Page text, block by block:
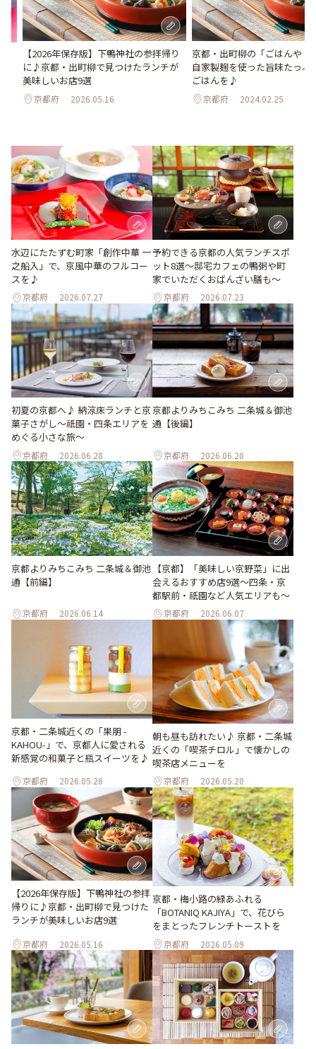
【2026年保存版】下鴨神社の参拝帰り
に♪京都・出町柳で見つけたランチが
美味しいお店9選
京都府 2026.05.16
京都・出町柳の「ごはんや お
自家製麹を使った旨味たっぷ
ごはんを♪
京都府 2024.02.25
水辺にたたずむ町家「創作中華 一
之船入」で、京風中華のフルコー
スを♪
京都府 2026.07.27
予約できる京都の人気ランチスポ
ット8選～邸宅カフェの鴨粥や町
家でいただくおばんざい膳も～
京都府 2026.07.23
初夏の京都へ♪ 納涼床ランチと京
菓子さがし〜祇園・四条エリアを
めぐる小さな旅〜
京都府 2026.06.28
京都よりみちこみち 二条城＆御池
通【後編】
京都府 2026.06.20
京都よりみちこみち 二条城＆御池
通【前編】
京都府 2026.06.14
【京都】「美味しい京野菜」に出
会えるおすすめ店9選～四条・京
都駅前・祇園など人気エリアも～
京都府 2026.06.07
京都・二条城近くの「果朋 -
KAHOU-」で、京都人に愛される
新感覚の和菓子と瓶スイーツを♪
京都府 2026.05.26
朝も昼も訪れたい♪ 京都・二条城
近くの「喫茶チロル」で懐かしの
喫茶店メニューを
京都府 2026.05.20
【2026年保存版】下鴨神社の参拝
帰りに♪京都・出町柳で見つけた
ランチが美味しいお店9選
京都府 2026.05.16
京都・梅小路の緑あふれる
「BOTANIQ KAJIYA」で、花びら
をまとったフレンチトーストを
京都府 2026.05.09